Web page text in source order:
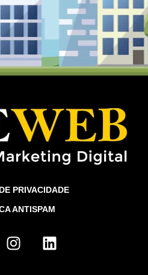
PRIVACIDADE
ANTISPAM